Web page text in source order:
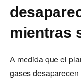
mientras
A medida que el
gases